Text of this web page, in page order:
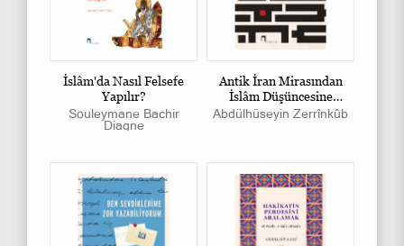
İslâm'da Nasıl Felsefe
Yapılır?
Souleymane Bachir
Diagne
Antik İran Mirasından
İslâm Düşüncesine
Tasavvuf
Abdülhüseyin Zerrînkûb